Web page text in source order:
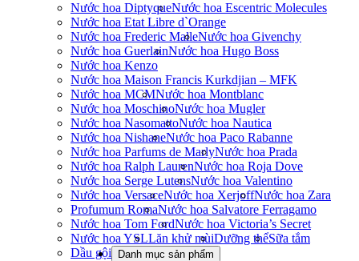
Nước hoa DiptyqueNước hoa Escentric Molecules
Nước hoa Etat Libre d`Orange
Nước hoa Frederic MalleNước hoa Givenchy
Nước hoa GuerlainNước hoa Hugo Boss
Nước hoa Kenzo
Nước hoa Maison Francis Kurkdjian – MFK
Nước hoa MCMNước hoa Montblanc
Nước hoa MoschinoNước hoa Mugler
Nước hoa NasomattoNước hoa Nautica
Nước hoa NishaneNước hoa Paco Rabanne
Nước hoa Parfums de MarlyNước hoa Prada
Nước hoa Ralph LaurenNước hoa Roja Dove
Nước hoa Serge LutensNước hoa Valentino
Nước hoa VersaceNước hoa XerjoffNước hoa Zara
Profumum RomaNước hoa Salvatore Ferragamo
Nước hoa Tom FordNước hoa Victoria’s Secret
Nước hoa YSLLăn khử mùiDưỡng thểSữa tắm
Dầu gội
Danh mục sản phẩm